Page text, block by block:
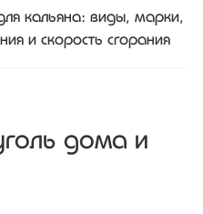
кальяна: виды, марки,
и скорость сгорания
дома и